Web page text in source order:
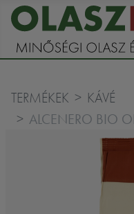
TERMÉKEK KÁVÉ
ALCENERO BIO